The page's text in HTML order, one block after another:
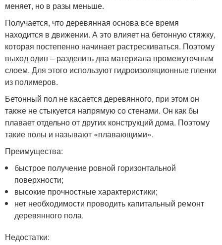
меняет, но в разы меньше.
Получается, что деревянная основа все время
находится в движении. А это влияет на бетонную стяжку,
которая постепенно начинает растрескиваться. Поэтому
выход один – разделить два материала промежуточным
слоем. Для этого используют гидроизоляционные пленки
из полимеров.
Бетонный пол не касается деревянного, при этом он
также не стыкуется напрямую со стенами. Он как бы
плавает отдельно от других конструкций дома. Поэтому
такие полы и называют «плавающими».
Преимущества:
быстрое получение ровной горизонтальной
поверхности;
высокие прочностные характеристики;
нет необходимости проводить капитальный ремонт
деревянного пола.
Недостатки: